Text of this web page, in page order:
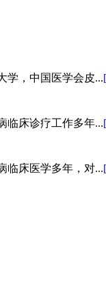
学，中国医学会皮...
临床诊疗工作多年...
临床医学多年，对...